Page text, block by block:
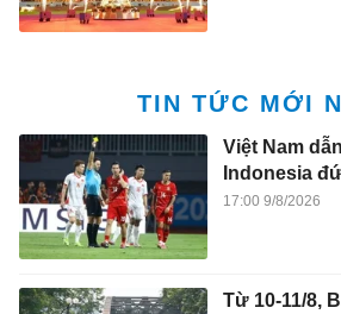
TIN TỨC MỚI
Việt Nam
Indonesia
17:00 9/8/2026
Từ 10-11/8,